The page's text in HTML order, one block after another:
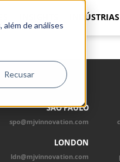
de análises
Recusar
INDÚSTRIAS
SÃO PAULO
spo@mjvinnovation.com
LONDON
ldn@mjvinnovation.com